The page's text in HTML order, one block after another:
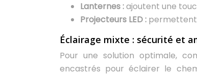
Lanternes :ajoutent une
Projecteurs LED : permettent
Éclairage mixte : sécurité et
Pour une solution optimale,
encastrés pour éclairer le